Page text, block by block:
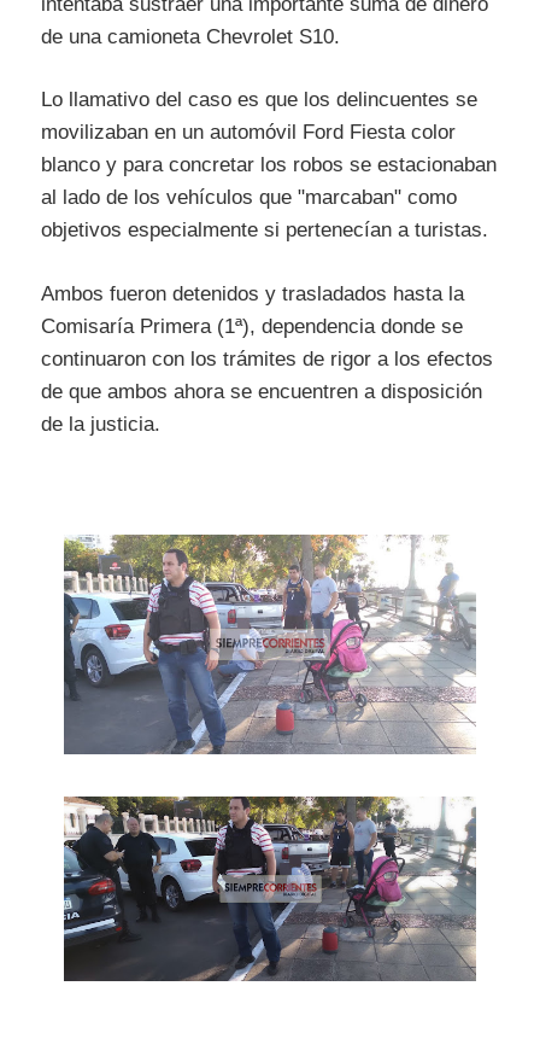
de una camioneta Chevrolet S10.
Lo llamativo del caso es que los delincuentes se
movilizaban en un automóvil Ford Fiesta color
blanco y para concretar los robos se estacionaban
al lado de los vehículos que "marcaban" como
objetivos especialmente si pertenecían a turistas.
Ambos fueron detenidos y trasladados hasta la
Comisaría Primera (1ª), dependencia donde se
continuaron con los trámites de rigor a los efectos
de que ambos ahora se encuentren a disposición
de la justicia.